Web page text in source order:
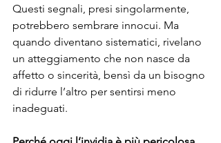
Questi segnali, presi singolarmente,
potrebbero sembrare innocui. Ma
quando diventano sistematici, rivelano
un atteggiamento che non nasce da
affetto o sincerità, bensì da un bisogno
di ridurre l’altro per sentirsi meno
inadeguati.